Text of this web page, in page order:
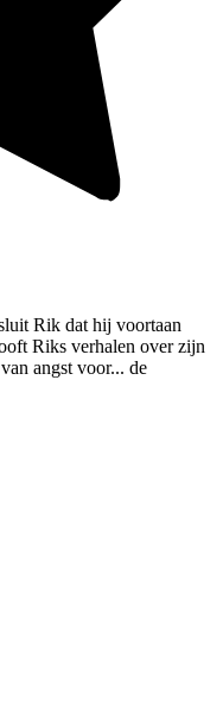
Rik dat hij voortaan
Riks verhalen over zijn
angst voor... de